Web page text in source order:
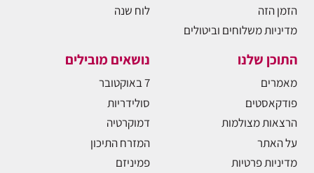
הזמן הזה
מדיניות משלוחים וביטולים
לוח שנה
התוכן שלנו
מאמרים
פודקאסטים
הרצאות מצולמות
על האתר
מדיניות פרטיות
נושאים מובילים
7 באוקטובר
סולידריות
דמוקרטיה
המזרח התיכון
פמיניזם